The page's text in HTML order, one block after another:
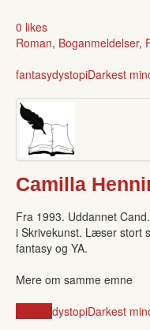
0 likes
Roman, Boganmeldelser,
fantasydystopiDarkest
Camilla
Fra 1993. Uddannet
i Skrivekunst. Læser stort
fantasy og YA.
Mere om samme emne
dystopiDarkest